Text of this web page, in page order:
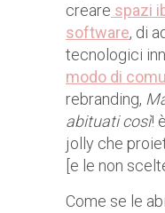
creare spazi
software, di
tecnologici
modo di
rebranding,
abituati così!
jolly che
[e le non
Come se le